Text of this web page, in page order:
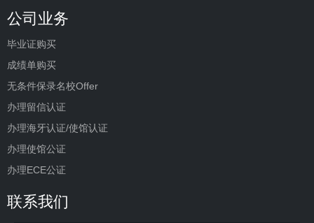
公司业务
毕业证购买
成绩单购买
无条件保录名校Offer
办理留信认证
办理海牙认证/使馆认证
办理使馆公证
办理ECE公证
联系我们